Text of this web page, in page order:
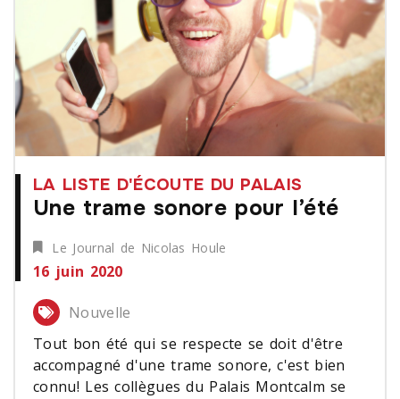
LA LISTE D'ÉCOUTE DU PALAIS
Une trame sonore pour l’été
Le Journal de Nicolas Houle
16 juin 2020
Nouvelle
Tout bon été qui se respecte se doit d'être
accompagné d'une trame sonore, c'est bien
connu! Les collègues du Palais Montcalm se